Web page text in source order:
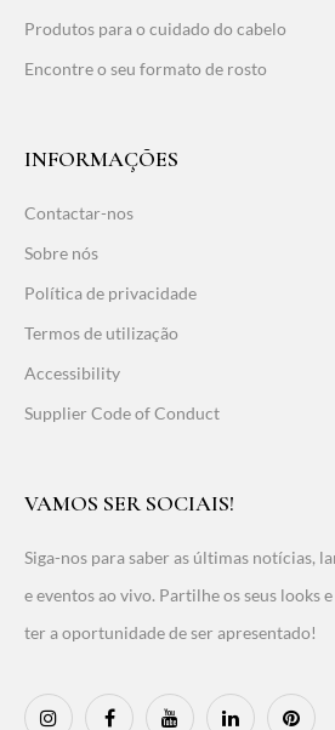
Produtos para o cuidado do cabelo
Encontre o seu formato de rosto
INFORMAÇÕES
Contactar-nos
Sobre nós
Política de privacidade
Termos de utilização
Accessibility
Supplier Code of Conduct
VAMOS SER SOCIAIS!
Siga-nos para saber as últimas notícias,
e eventos ao vivo. Partilhe os seus looks
ter a oportunidade de ser apresentado!